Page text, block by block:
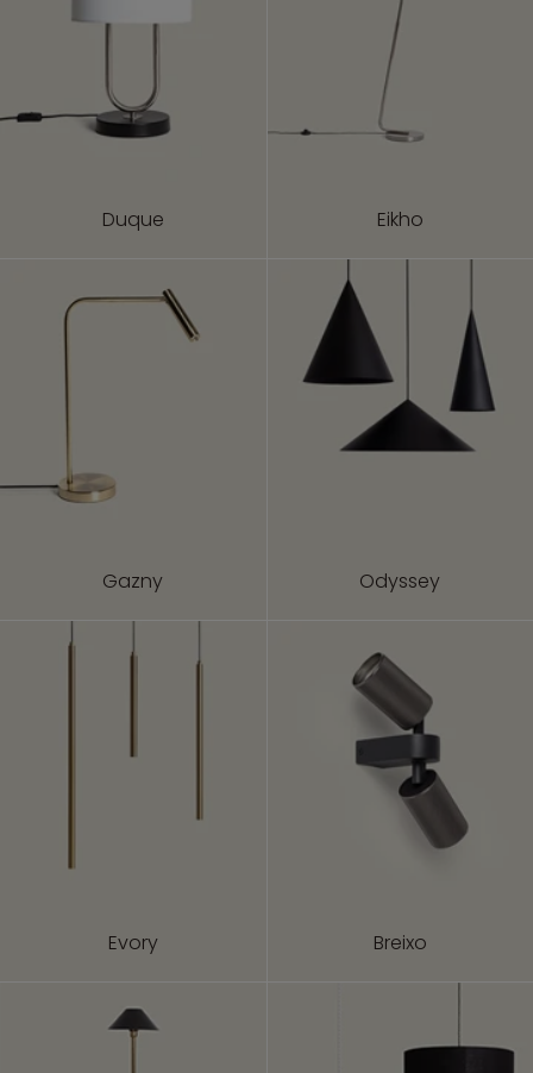
Duque Eikho
Gazny Odyssey
Evory Breixo